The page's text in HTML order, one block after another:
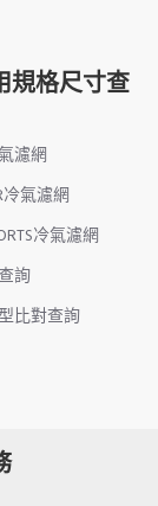
規格尺寸查
濾網
冷氣濾網
冷氣濾網
詢
比對查詢